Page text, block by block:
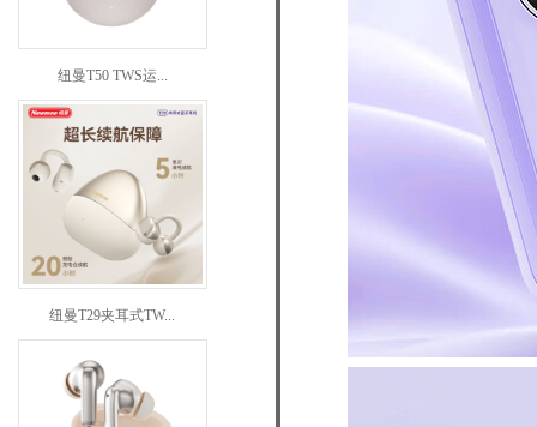
纽曼T50 TWS运...
纽曼T29夹耳式TW...